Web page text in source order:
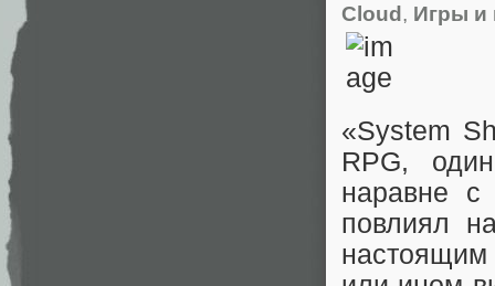
Cloud, Игры и
«System
RPG,
наравне с
повлиял